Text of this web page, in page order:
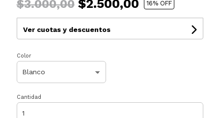
$3.000,00$2.500,00 16% OFF
Ver cuotas y descuentos
Color
Cantidad